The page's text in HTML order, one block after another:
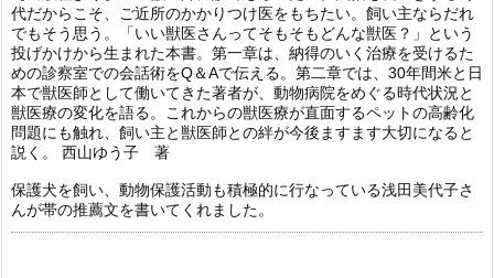
代だからこそ、ご近所のかかりつけ医をもちたい。飼い主ならだれ
でもそう思う。「いい獣医さんってそもそもどんな獣医？」という
投げかけから生まれた本書。第一章は、納得のいく治療を受けるた
めの診察室での会話術をQ＆Aで伝える。第二章では、30年間米と日
本で獣医師として働いてきた著者が、動物病院をめぐる時代状況と
獣医療の変化を語る。これからの獣医療が直面するペットの高齢化
問題にも触れ、飼い主と獣医師との絆が今後ますます大切になると
説く。 西山ゆう子 著
保護犬を飼い、動物保護活動も積極的に行なっている浅田美代子さ
んが帯の推薦文を書いてくれました。